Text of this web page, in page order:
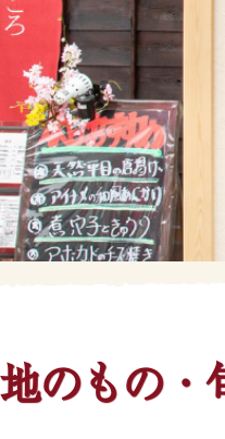
地のもの・